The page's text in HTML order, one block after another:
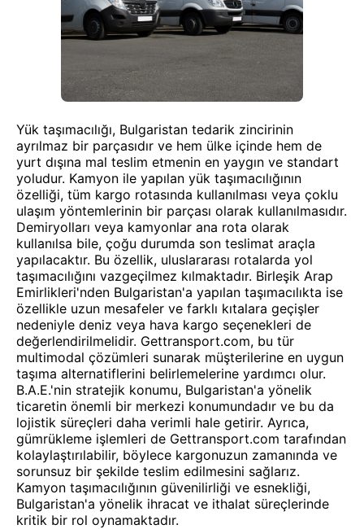
Yük taşımacılığı, Bulgaristan tedarik zincirinin
ayrılmaz bir parçasıdır ve hem ülke içinde hem de
yurt dışına mal teslim etmenin en yaygın ve standart
yoludur. Kamyon ile yapılan yük taşımacılığının
özelliği, tüm kargo rotasında kullanılması veya çoklu
ulaşım yöntemlerinin bir parçası olarak kullanılmasıdır.
Demiryolları veya kamyonlar ana rota olarak
kullanılsa bile, çoğu durumda son teslimat araçla
yapılacaktır. Bu özellik, uluslararası rotalarda yol
taşımacılığını vazgeçilmez kılmaktadır. Birleşik Arap
Emirlikleri'nden Bulgaristan'a yapılan taşımacılıkta ise
özellikle uzun mesafeler ve farklı kıtalara geçişler
nedeniyle deniz veya hava kargo seçenekleri de
değerlendirilmelidir. Gettransport.com, bu tür
multimodal çözümleri sunarak müşterilerine en uygun
taşıma alternatiflerini belirlemelerine yardımcı olur.
B.A.E.'nin stratejik konumu, Bulgaristan'a yönelik
ticaretin önemli bir merkezi konumundadır ve bu da
lojistik süreçleri daha verimli hale getirir. Ayrıca,
gümrükleme işlemleri de Gettransport.com tarafından
kolaylaştırılabilir, böylece kargonuzun zamanında ve
sorunsuz bir şekilde teslim edilmesini sağlarız.
Kamyon taşımacılığının güvenilirliği ve esnekliği,
Bulgaristan'a yönelik ihracat ve ithalat süreçlerinde
kritik bir rol oynamaktadır.